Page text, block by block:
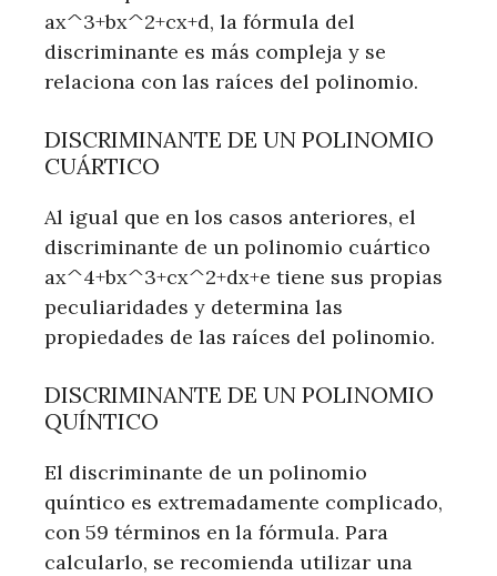
ax^3+bx^2+cx+d, la fórmula del
discriminante es más compleja y se
relaciona con las raíces del polinomio.
DISCRIMINANTE DE UN POLINOMIO
CUÁRTICO
Al igual que en los casos anteriores, el
discriminante de un polinomio cuártico
ax^4+bx^3+cx^2+dx+e tiene sus propias
peculiaridades y determina las
propiedades de las raíces del polinomio.
DISCRIMINANTE DE UN POLINOMIO
QUÍNTICO
El discriminante de un polinomio
quíntico es extremadamente complicado,
con 59 términos en la fórmula. Para
calcularlo, se recomienda utilizar una